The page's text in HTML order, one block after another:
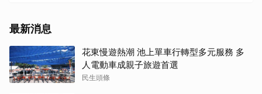
最新消息
花東慢遊熱潮 池上單車行轉型多元服務 多
人電動車成親子旅遊首選
民生頭條